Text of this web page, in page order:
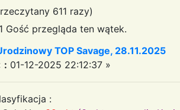
611 razy)
Gość przegląda ten wątek.
TOP Savage, 28.11.2025
: 01-12-2025 22:12:37 »
: